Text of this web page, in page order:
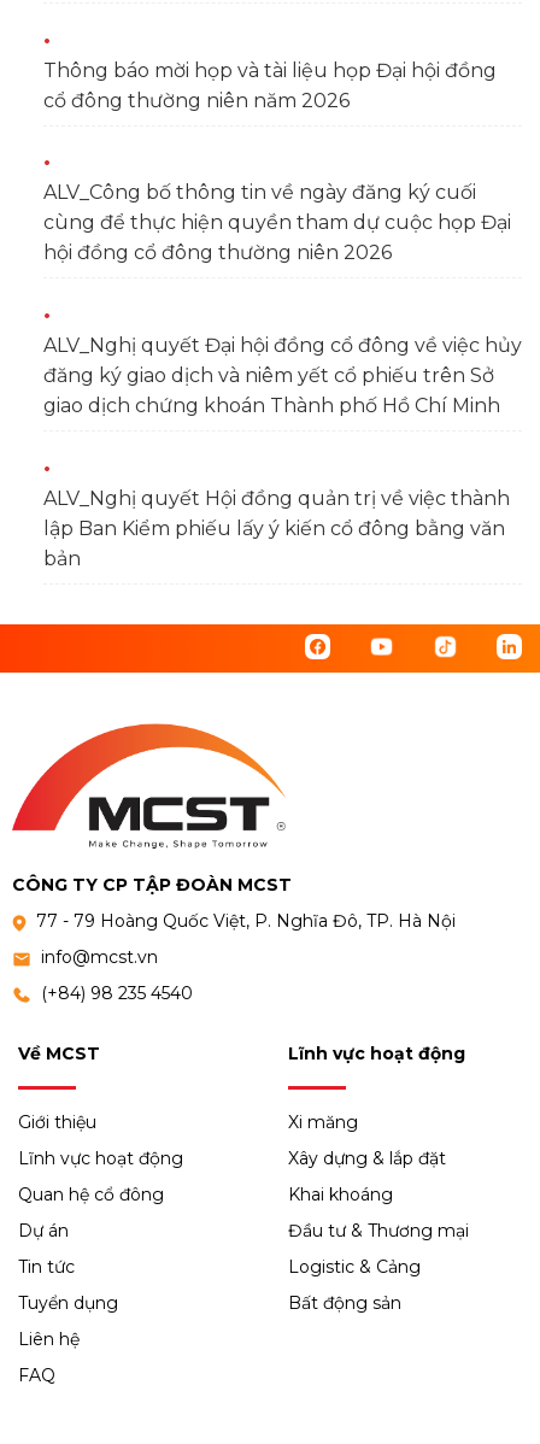
Thông báo mời họp và tài liệu họp Đại hội đồng
cổ đông thường niên năm 2026
ALV_Công bố thông tin về ngày đăng ký cuối
cùng để thực hiện quyền tham dự cuộc họp Đại
hội đồng cổ đông thường niên 2026
ALV_Nghị quyết Đại hội đồng cổ đông về việc hủy
đăng ký giao dịch và niêm yết cổ phiếu trên Sở
giao dịch chứng khoán Thành phố Hồ Chí Minh
ALV_Nghị quyết Hội đồng quản trị về việc thành
lập Ban Kiểm phiếu lấy ý kiến cổ đông bằng văn
bản
CÔNG TY CP TẬP ĐOÀN MCST
77 - 79 Hoàng Quốc Việt, P. Nghĩa Đô, TP. Hà Nội
info@mcst.vn
(+84) 98 235 4540
Về MCST
Giới thiệu
Lĩnh vực hoạt động
Quan hệ cổ đông
Dự án
Tin tức
Tuyển dụng
Liên hệ
FAQ
Lĩnh vực hoạt động
Xi măng
Xây dựng & lắp đặt
Khai khoáng
Đầu tư & Thương mại
Logistic & Cảng
Bất động sản